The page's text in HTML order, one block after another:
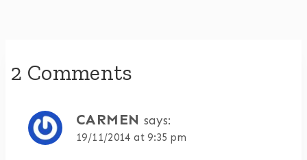
2 Comments
CARMEN says:
19/11/2014 at 9:35 pm